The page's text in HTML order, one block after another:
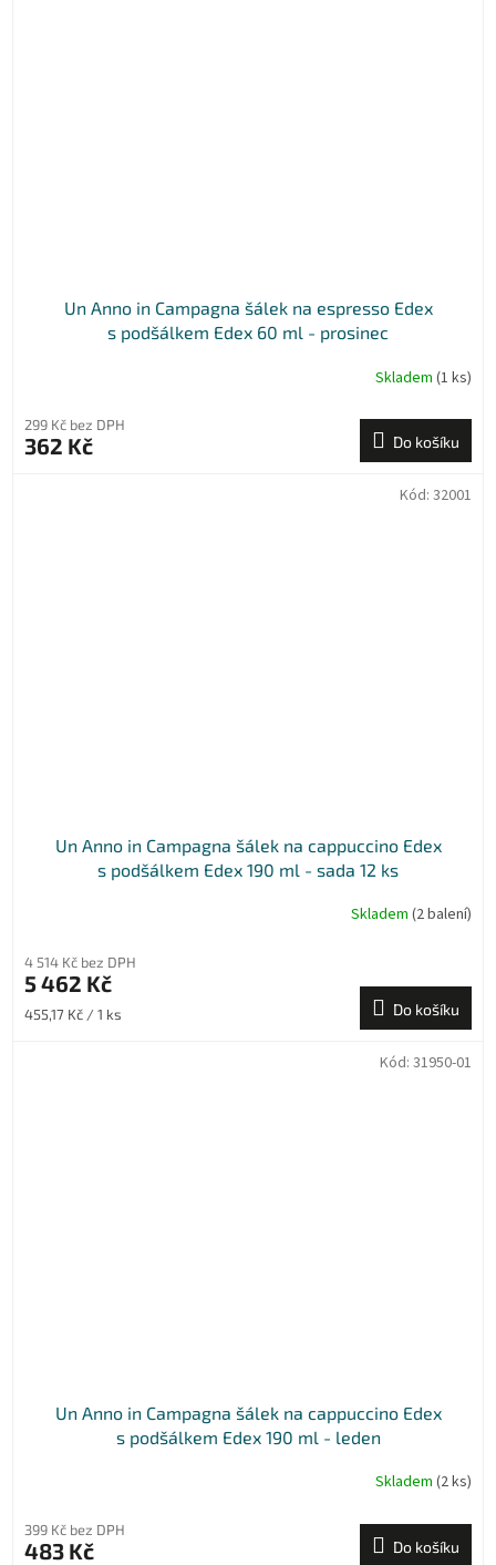
Un Anno in Campagna šálek na espresso Edex
s podšálkem Edex 60 ml - prosinec
Skladem (1 ks)
299 Kč bez DPH
362 Kč Do košíku
Un Anno in Campagna šálek na cappuccino Edex
s podšálkem Edex 190 ml - sada 12 ks
Skladem (2 balení)
4 514 Kč bez DPH
5 462 Kč
Měrná
455,17 Kč / 1 ks Do košíku
Kód: 32001
Un Anno in Campagna šálek na cappuccino Edex
s podšálkem Edex 190 ml - leden
Skladem (2 ks)
399 Kč bez DPH
483 Kč Do košíku
Kód: 31950-01